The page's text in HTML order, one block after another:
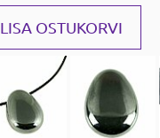
LISA OSTUKORVI